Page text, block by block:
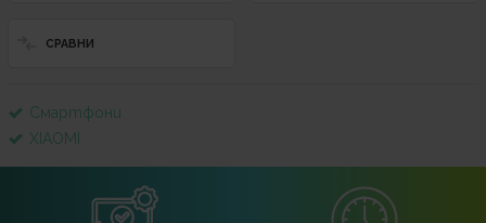
СРАВНИ
Смартфони
XIAOMI